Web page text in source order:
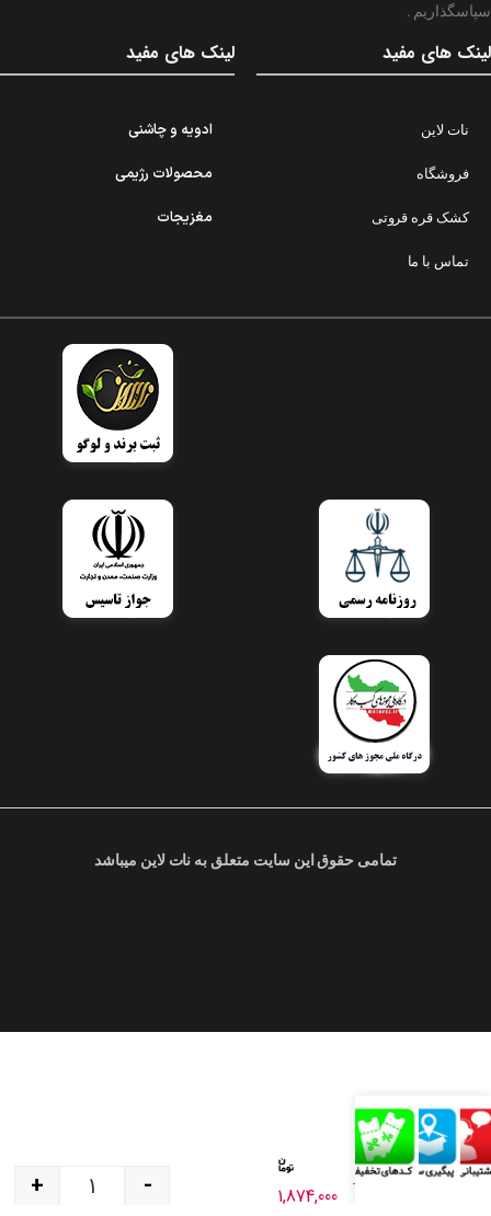
سپاسگذاریم .
لینک های مفید
نات لاین
فروشگاه
کشک قره قروتی
تماس با ما
لینک های مفید
ادویه و چاشنی
محصولات رژیمی
مغزیجات
تمامی حقوق این سایت متعلق به نات لاین میباشد
آلو باکس –
1,874,000
-
+